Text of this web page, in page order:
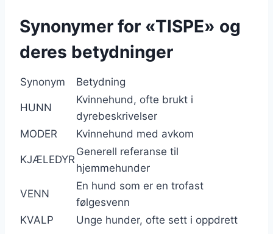
Synonymer for «TISPE» og
deres betydninger
Synonym Betydning
HUNN
Kvinnehund, ofte brukt i
dyrebeskrivelser
MODER
Kvinnehund med avkom
KJÆLEDYR
Generell referanse til
hjemmehunder
VENN
En hund som er en trofast
følgesvenn
KVALP
Unge hunder, ofte sett i oppdrett